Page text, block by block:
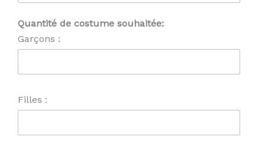
Quantité de costume souhaitée:
Garçons :
Filles :